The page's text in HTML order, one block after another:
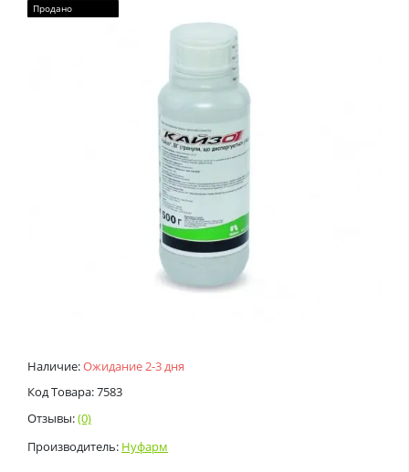
Наличие:Ожидание 2-3 дня
Код Товара: 7583
Отзывы:(0)
Производитель: Нуфарм
Продано